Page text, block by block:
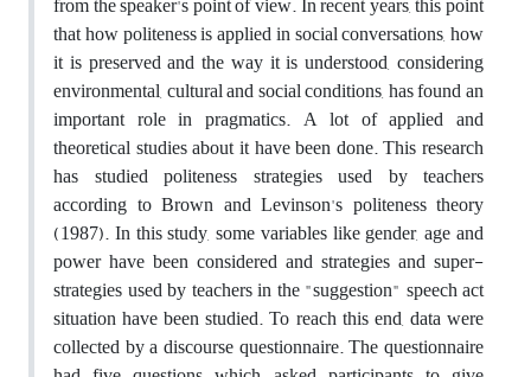
that how politeness is applied in social conversations, how
it is preserved and the way it is understood, considering
environmental, cultural and social conditions, has found an
important role in pragmatics. A lot of applied and
theoretical studies about it have been done. This research
has studied politeness strategies used by teachers
according to Brown and Levinson's politeness theory
(1987). In this study, some variables like gender, age and
power have been considered and strategies and super-
strategies used by teachers in the "suggestion" speech act
situation have been studied. To reach this end, data were
collected by a discourse questionnaire. The questionnaire